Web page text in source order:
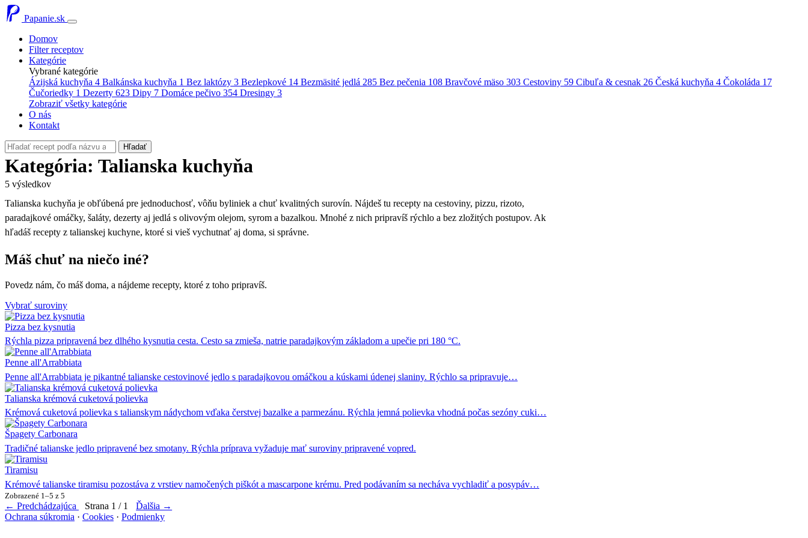
Papanie.sk
Domov
Filter receptov
Kategórie
Vybrané kategórie
Ázijská kuchyňa 4 Balkánska kuchyňa 1 Bez laktózy 3 Bezlepkové 14 Bezmäsité jedlá 285 Bez pečenia 108 Bravčové mäso 303 Cestoviny 59 Cibuľa & cesnak 26 Česká kuchyňa 4 Čokoláda 17
Čučoriedky 1 Dezerty 623 Dipy 7 Domáce pečivo 354 Dresingy 3
Zobraziť všetky kategórie
O nás
Kontakt
Hľadať
Kategória: Talianska kuchyňa
5 výsledkov
Talianska kuchyňa je obľúbená pre jednoduchosť, vôňu byliniek a chuť kvalitných surovín. Nájdeš tu recepty na cestoviny, pizzu, rizoto,
paradajkové omáčky, šaláty, dezerty aj jedlá s olivovým olejom, syrom a bazalkou. Mnohé z nich pripravíš rýchlo a bez zložitých postupov. Ak
hľadáš recepty z talianskej kuchyne, ktoré si vieš vychutnať aj doma, si správne.
Máš chuť na niečo iné?
Povedz nám, čo máš doma, a nájdeme recepty, ktoré z toho pripravíš.
Vybrať suroviny
Pizza bez kysnutia
Rýchla pizza pripravená bez dlhého kysnutia cesta. Cesto sa zmieša, natrie paradajkovým základom a upečie pri 180 °C.
Penne all'Arrabbiata
Penne all'Arrabbiata je pikantné talianske cestovinové jedlo s paradajkovou omáčkou a kúskami údenej slaniny. Rýchlo sa pripravuje…
Talianska krémová cuketová polievka
Krémová cuketová polievka s talianskym nádychom vďaka čerstvej bazalke a parmezánu. Rýchla jemná polievka vhodná počas sezóny cuki…
Špagety Carbonara
Tradičné talianske jedlo pripravené bez smotany. Rýchla príprava vyžaduje mať suroviny pripravené vopred.
Tiramisu
Krémové talianske tiramisu pozostáva z vrstiev namočených piškót a mascarpone krému. Pred podávaním sa necháva vychladiť a posypáv…
Zobrazené 1–5 z 5
← Predchádzajúca Strana 1 / 1
Ďalšia →
Ochrana súkromia · Cookies · Podmienky